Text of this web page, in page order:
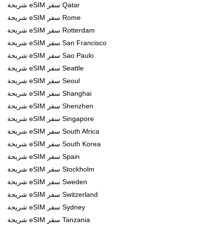
شريحة eSIM سفر Qatar
شريحة eSIM سفر Rome
شريحة eSIM سفر Rotterdam
شريحة eSIM سفر San Francisco
شريحة eSIM سفر Sao Paulo
شريحة eSIM سفر Seattle
شريحة eSIM سفر Seoul
شريحة eSIM سفر Shanghai
شريحة eSIM سفر Shenzhen
شريحة eSIM سفر Singapore
شريحة eSIM سفر South Africa
شريحة eSIM سفر South Korea
شريحة eSIM سفر Spain
شريحة eSIM سفر Stockholm
شريحة eSIM سفر Sweden
شريحة eSIM سفر Switzerland
شريحة eSIM سفر Sydney
شريحة eSIM سفر Tanzania